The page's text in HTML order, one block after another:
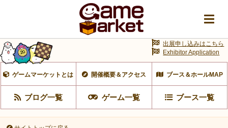
ゲームマーケットとは 開催概要＆アクセス ブース＆ホールMAP
ブログ一覧 ゲーム一覧 ブース一覧
出展申し込みはこちら
Exhibitor Application